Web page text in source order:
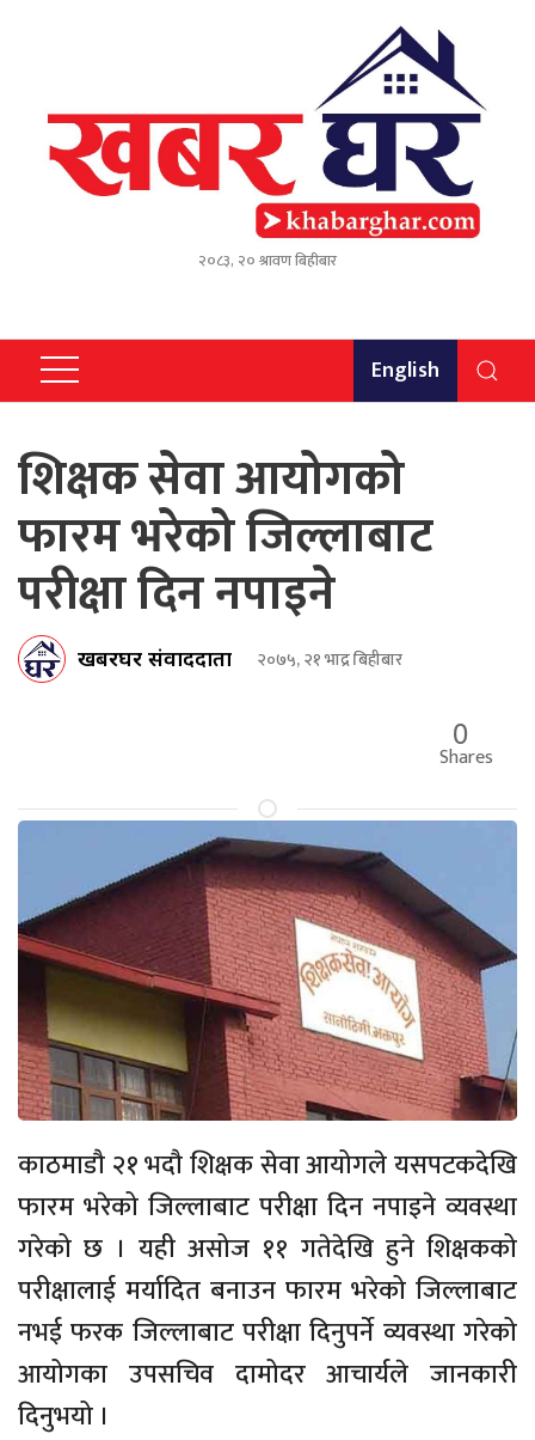
२०८३, २० श्रावण बिहीबार
English
शिक्षक सेवा आयोगको
फारम भरेको जिल्लाबाट
परीक्षा दिन नपाइने
खबरघर संवाददाता २०७५, २१ भाद्र बिहीबार
0
Shares
काठमाडौ २१ भदौ शिक्षक सेवा आयोगले यसपटकदेखि
फारम भरेको जिल्लाबाट परीक्षा दिन नपाइने व्यवस्था
गरेको छ । यही असोज ११ गतेदेखि हुने शिक्षकको
परीक्षालाई मर्यादित बनाउन फारम भरेको जिल्लाबाट
नभई फरक जिल्लाबाट परीक्षा दिनुपर्ने व्यवस्था गरेको
आयोगका उपसचिव दामोदर आचार्यले जानकारी
दिनुभयो ।